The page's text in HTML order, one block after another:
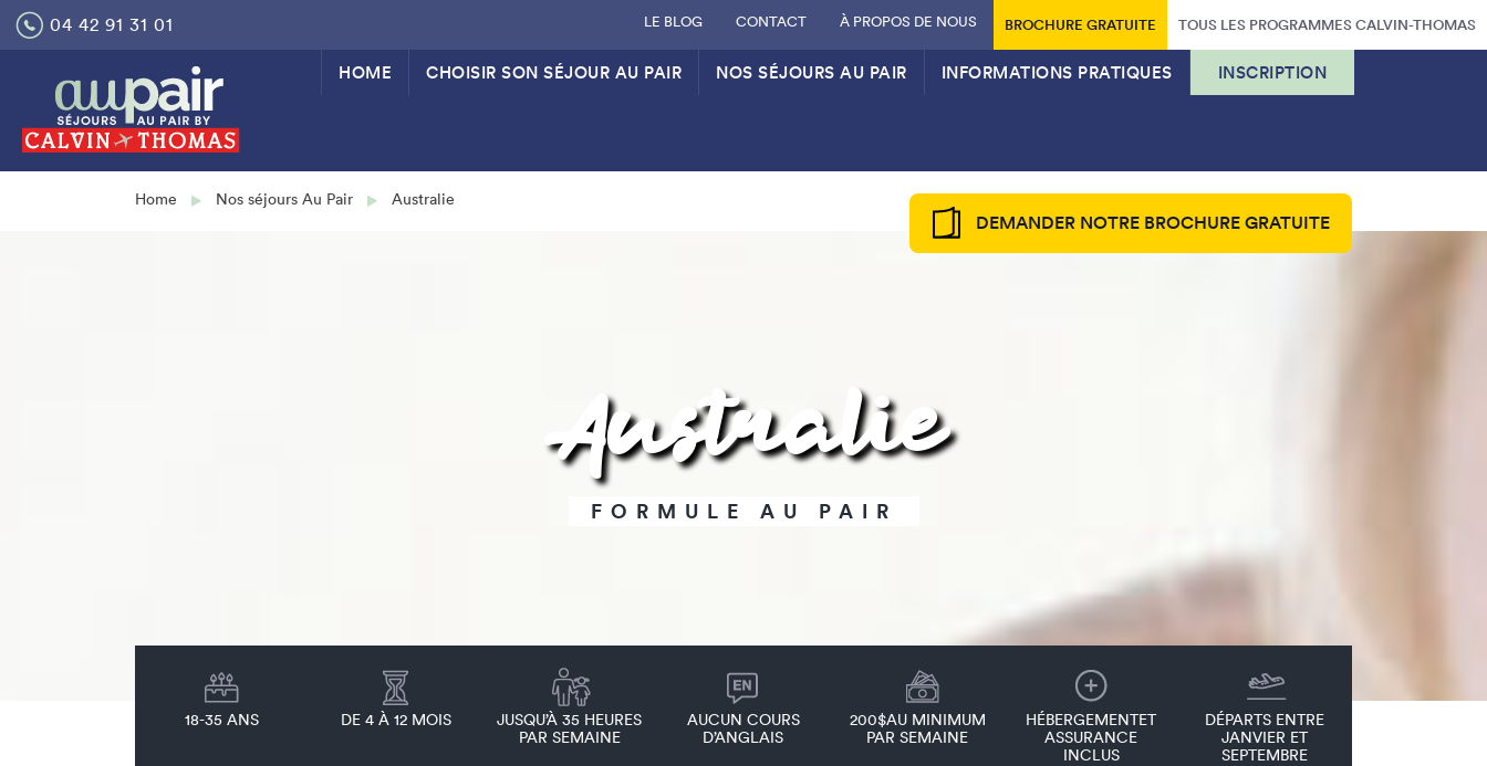
Skip
04 42 91 31 01 LE BLOG CONTACT À PROPOS DE NOUS BROCHURE GRATUITE TOUS LES PROGRAMMES CALVIN-THOMAS
HOME CHOISIR SON SÉJOUR AU PAIR NOS SÉJOURS AU PAIR INFORMATIONS PRATIQUES INSCRIPTION
Home Nos séjours Au Pair Australie
DEMANDER NOTRE BROCHURE GRATUITE
Australie
FORMULE AU PAIR
18-35 ANS DE 4 À 12 MOIS
JUSQU’À 35 HEURES
PAR SEMAINE
AUCUN COURS
D’ANGLAIS
200$AU MINIMUM
PAR SEMAINE
HÉBERGEMENTET
ASSURANCE
INCLUS
DÉPARTS ENTRE
JANVIER ET
SEPTEMBRE